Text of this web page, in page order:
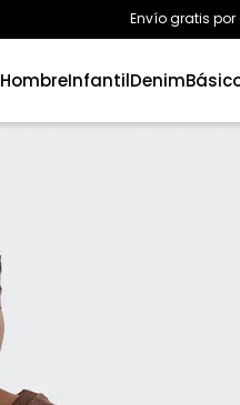
Envío gratis
HombreInfantilDenim